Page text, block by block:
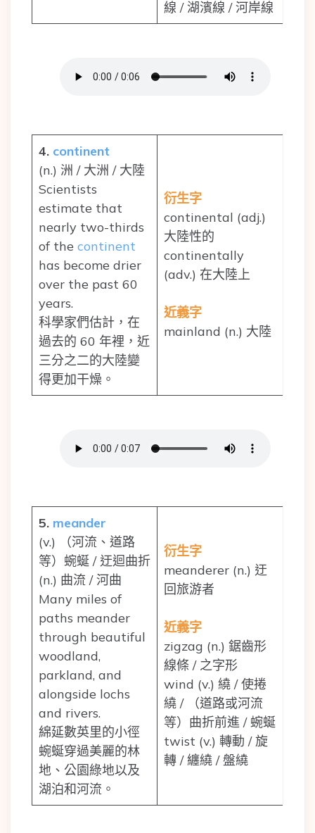
線 / 湖濱線 / 河岸線
4. continent
(n.) 洲 / 大洲 / 大陸
Scientists
estimate that
nearly two-thirds
of the continent
has become drier
over the past 60
years.
科學家們估計，在
過去的 60 年裡，近
三分之二的大陸變
得更加干燥。
衍生字
continental (adj.)
大陸性的
continentally
(adv.) 在大陸上
近義字
mainland (n.) 大陸
5. meander
(v.) （河流、道路
等）蜿蜒 / 迂迴曲折
(n.) 曲流 / 河曲
Many miles of
paths meander
through beautiful
woodland,
parkland, and
alongside lochs
and rivers.
綿延數英里的小徑
蜿蜒穿過美麗的林
地、公園綠地以及
湖泊和河流。
衍生字
meanderer (n.) 迂
回旅游者
近義字
zigzag (n.) 鋸齒形
線條 / 之字形
wind (v.) 繞 / 使捲
繞 / （道路或河流
等）曲折前進 / 蜿蜒
twist (v.) 轉動 / 旋
轉 / 纏繞 / 盤繞